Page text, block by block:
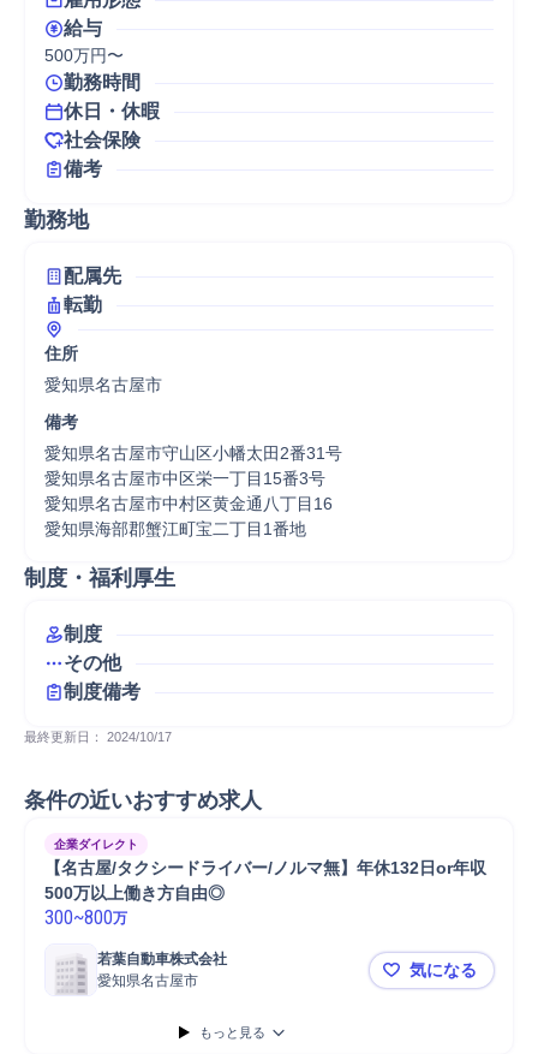
給与
500万円〜
勤務時間
休日・休暇
社会保険
備考
勤務地
配属先
転勤
住所
愛知県名古屋市
備考
愛知県名古屋市守山区小幡太田2番31号
愛知県名古屋市中区栄一丁目15番3号
愛知県名古屋市中村区黄金通八丁目16
愛知県海部郡蟹江町宝二丁目1番地
制度・福利厚生
制度
その他
制度備考
最終更新日： 2024/10/17
条件の近いおすすめ求人
企業ダイレクト
【名古屋/タクシードライバー/ノルマ無】年休132日or年収
500万以上働き方自由◎
300~800万
若葉自動車株式会社
愛知県名古屋市
【名古屋/
気になる
もっと見る